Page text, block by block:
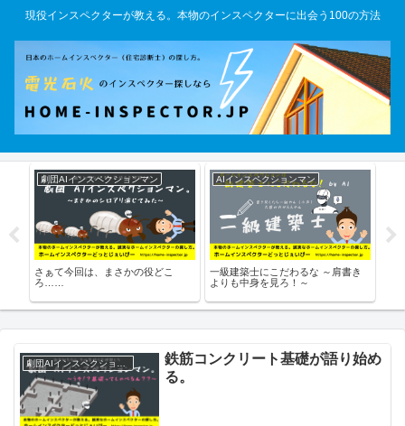
現役インスペクターが教える。本物のインスペクターに出会う100の方法
劇団AIインスペクションマン
さぁて今回は、まさかの役どこ
ろ……
AIインスペクションマン
一級建築士にこだわるな ～肩書き
よりも中身を見ろ！～
劇団AIインスペクションマン
鉄筋コンクリート基礎が語り始め
る。